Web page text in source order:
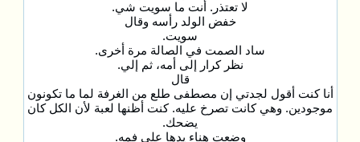
لا تعتذر. أنت ما سويت شي.
خفض الولد رأسه وقال
سويت.
ساد الصمت في الصالة مرة أخرى.
نظر كرار إلى أمه، ثم إلي.
قال
أنا كنت أقول لجدتي إن مصطفى طلع من الغرفة لما ما تكونون
موجودين. وهي كانت تصرخ عليه. كنت أظنها لعبة لأن الكل كان
يضحك.
وضعت هناء يدها على فمه.